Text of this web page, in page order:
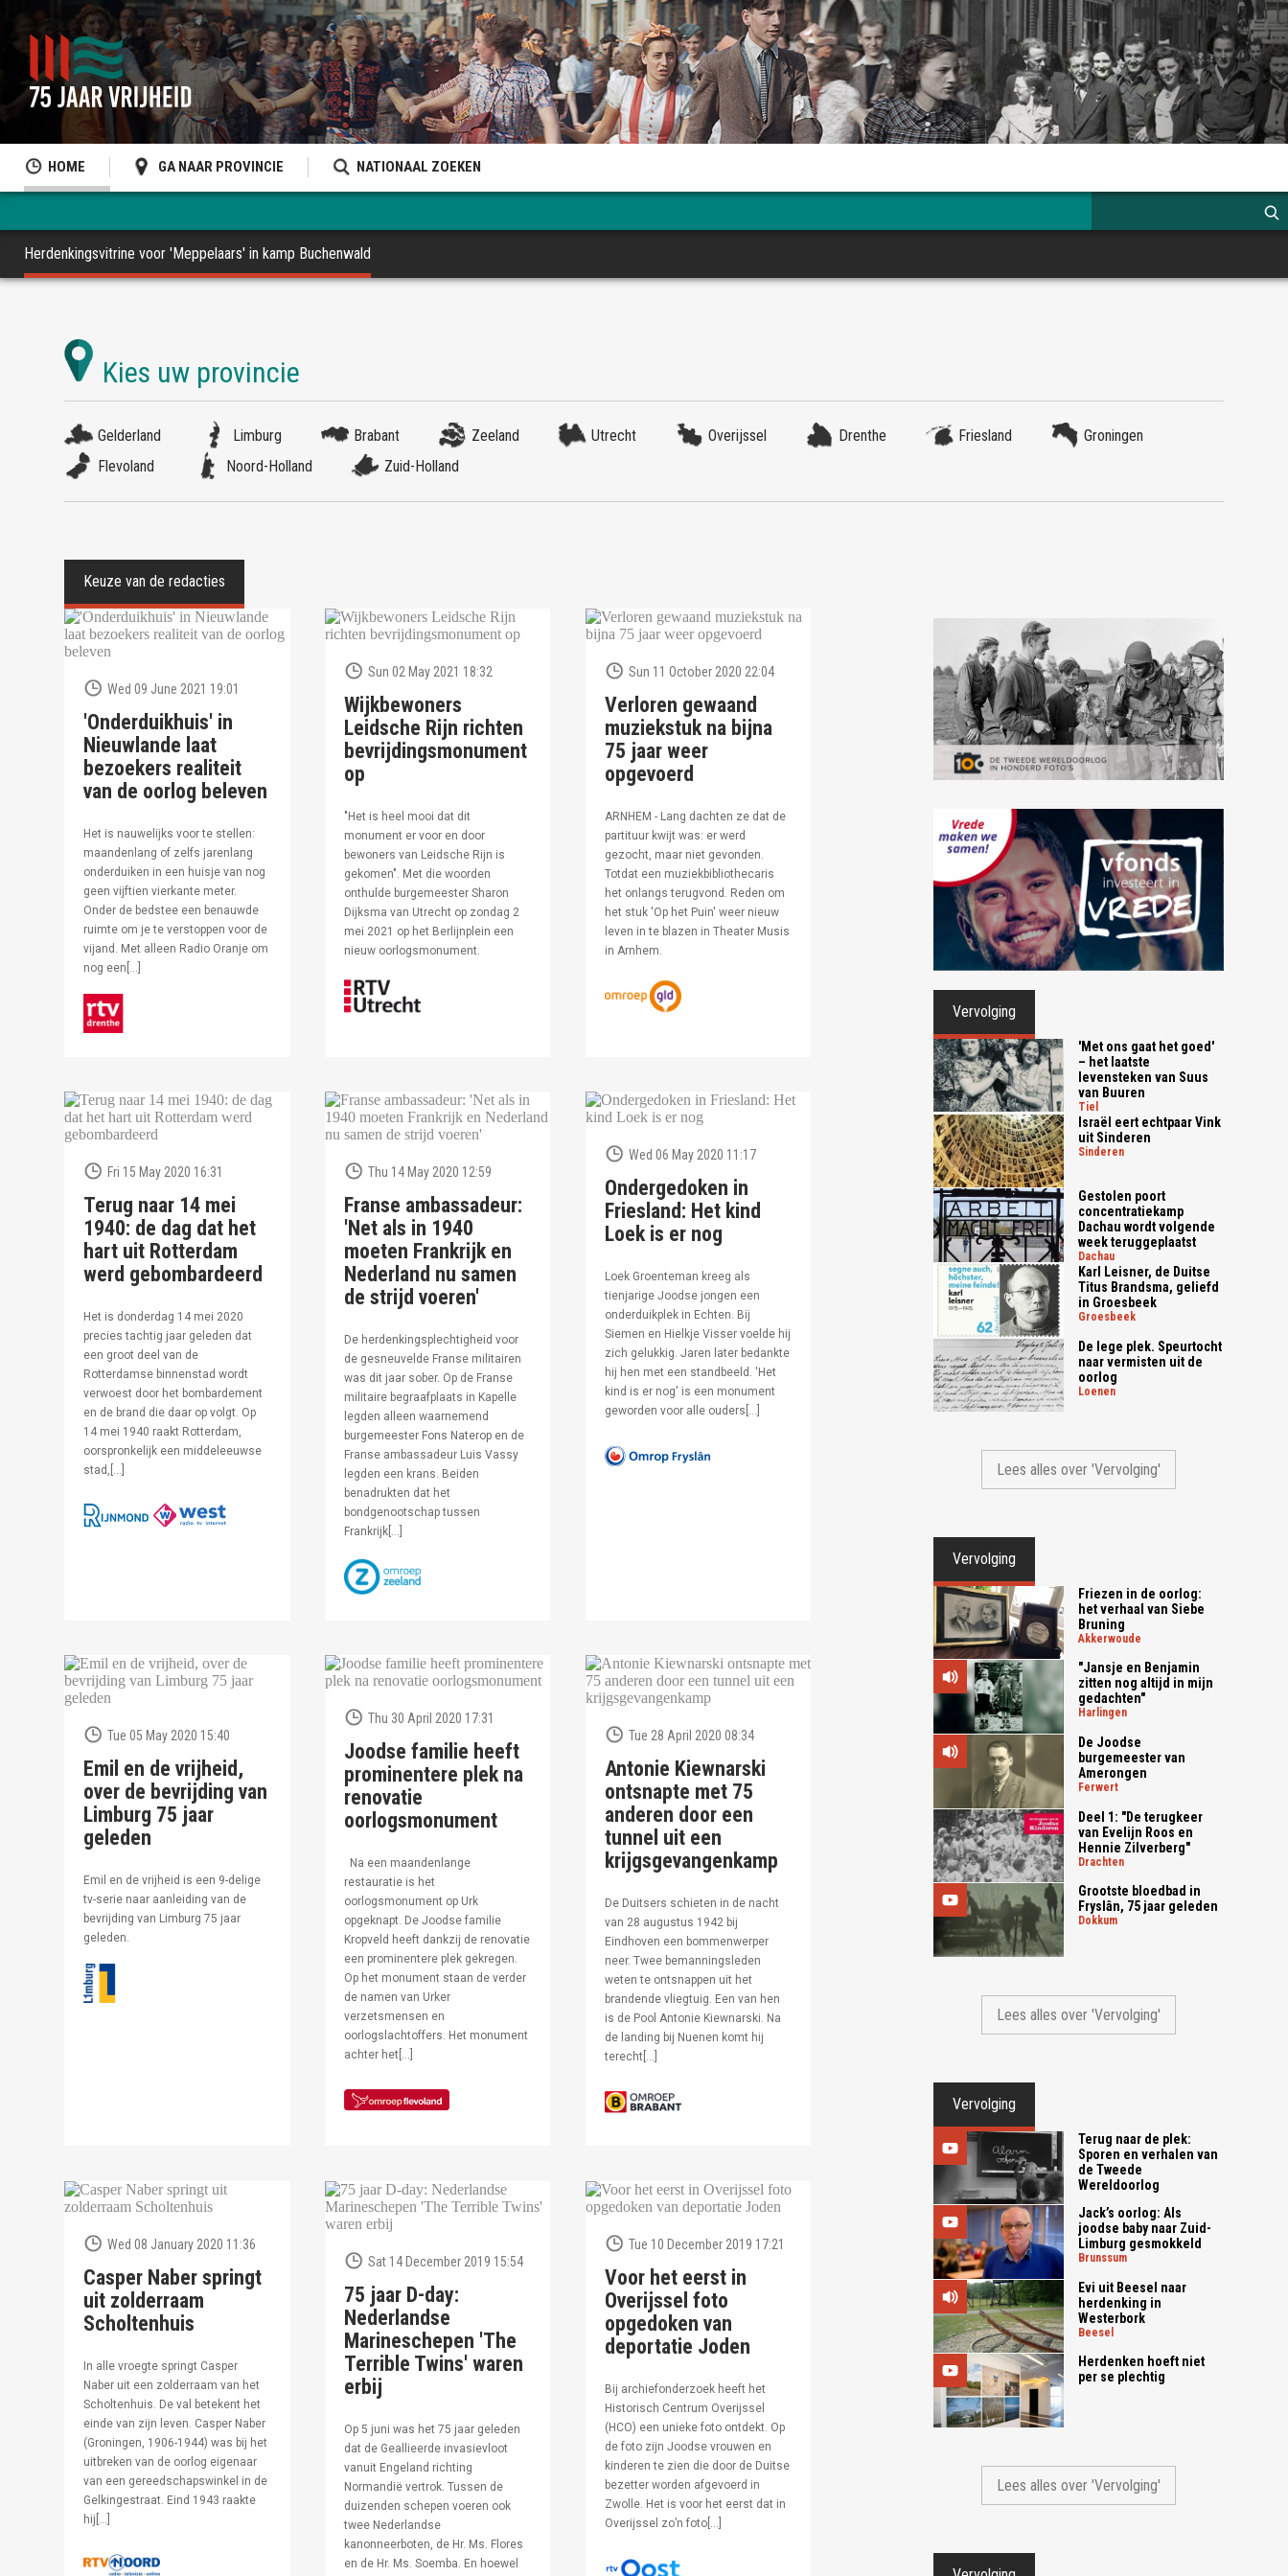
HOME GA NAAR PROVINCIE NATIONAAL ZOEKEN
Herdenkingsvitrine voor 'Meppelaars' in kamp Buchenwald
Gelderland Limburg Brabant Zeeland Utrecht Overijssel Drenthe Friesland
Groningen
Flevoland
Noord-Holland Zuid-Holland
Wed 09 June 2021 19:01
'Onderduikhuis' in
Nieuwlande laat
bezoekers realiteit
van de oorlog beleven
Het is nauwelijks voor te stellen:
maandenlang of zelfs jarenlang
onderduiken in een huisje van nog
geen vijftien vierkante meter.
Onder de bedstee een benauwde
ruimte om je te verstoppen voor de
vijand. Met alleen Radio Oranje om
nog een[…]
Sun 02 May 2021 18:32
Wijkbewoners
Leidsche Rijn richten
bevrijdingsmonument
op
"Het is heel mooi dat dit
monument er voor en door
bewoners van Leidsche Rijn is
gekomen". Met die woorden
onthulde burgemeester Sharon
Dijksma van Utrecht op zondag 2
mei 2021 op het Berlijnplein een
nieuw oorlogsmonument.
Sun 11 October 2020 22:04
Verloren gewaand
muziekstuk na bijna
75 jaar weer
opgevoerd
ARNHEM - Lang dachten ze dat de
partituur kwijt was: er werd
gezocht, maar niet gevonden.
Totdat een muziekbibliothecaris
het onlangs terugvond. Reden om
het stuk 'Op het Puin' weer nieuw
leven in te blazen in Theater Musis
in Arnhem.
Fri 15 May 2020 16:31
Terug naar 14 mei
1940: de dag dat het
hart uit Rotterdam
werd gebombardeerd
Het is donderdag 14 mei 2020
precies tachtig jaar geleden dat
een groot deel van de
Rotterdamse binnenstad wordt
verwoest door het bombardement
en de brand die daar op volgt. Op
14 mei 1940 raakt Rotterdam,
oorspronkelijk een middeleeuwse
stad,[…]
Thu 14 May 2020 12:59
Franse ambassadeur:
'Net als in 1940
moeten Frankrijk en
Nederland nu samen
de strijd voeren'
De herdenkingsplechtigheid voor
de gesneuvelde Franse militairen
was dit jaar sober. Op de Franse
militaire begraafplaats in Kapelle
legden alleen waarnemend
burgemeester Fons Naterop en de
Franse ambassadeur Luis Vassy
legden een krans. Beiden
benadrukten dat het
bondgenootschap tussen
Frankrijk[…]
Wed 06 May 2020 11:17
Ondergedoken in
Friesland: Het kind
Loek is er nog
Loek Groenteman kreeg als
tienjarige Joodse jongen een
onderduikplek in Echten. Bij
Siemen en Hielkje Visser voelde hij
zich gelukkig. Jaren later bedankte
hij hen met een standbeeld. 'Het
kind is er nog' is een monument
geworden voor alle ouders[…]
Tue 05 May 2020 15:40
Emil en de vrijheid,
over de bevrijding van
Limburg 75 jaar
geleden
Emil en de vrijheid is een 9-delige
tv-serie naar aanleiding van de
bevrijding van Limburg 75 jaar
geleden.
Thu 30 April 2020 17:31
Joodse familie heeft
prominentere plek na
renovatie
oorlogsmonument
Na een maandenlange
restauratie is het
oorlogsmonument op Urk
opgeknapt. De Joodse familie
Kropveld heeft dankzij de renovatie
een prominentere plek gekregen.
Op het monument staan de verder
de namen van Urker
verzetsmensen en
oorlogslachtoffers. Het monument
achter het[…]
Tue 28 April 2020 08:34
Antonie Kiewnarski
ontsnapte met 75
anderen door een
tunnel uit een
krijgsgevangenkamp
De Duitsers schieten in de nacht
van 28 augustus 1942 bij
Eindhoven een bommenwerper
neer. Twee bemanningsleden
weten te ontsnappen uit het
brandende vliegtuig. Een van hen
is de Pool Antonie Kiewnarski. Na
de landing bij Nuenen komt hij
terecht[…]
Wed 08 January 2020 11:36
Casper Naber springt
uit zolderraam
Scholtenhuis
In alle vroegte springt Casper
Naber uit een zolderraam van het
Scholtenhuis. De val betekent het
einde van zijn leven. Casper Naber
(Groningen, 1906-1944) was bij het
uitbreken van de oorlog eigenaar
van een gereedschapswinkel in de
Gelkingestraat. Eind 1943 raakte
hij[…]
Sat 14 December 2019 15:54
75 jaar D-day:
Nederlandse
Marineschepen 'The
Terrible Twins' waren
erbij
Op 5 juni was het 75 jaar geleden
dat de Geallieerde invasievloot
vanuit Engeland richting
Normandië vertrok. Tussen de
duizenden schepen voeren ook
twee Nederlandse
kanonneerboten, de Hr. Ms. Flores
en de Hr. Ms. Soemba. En hoewel
Tue 10 December 2019 17:21
Voor het eerst in
Overijssel foto
opgedoken van
deportatie Joden
Bij archiefonderzoek heeft het
Historisch Centrum Overijssel
(HCO) een unieke foto ontdekt. Op
de foto zijn Joodse vrouwen en
kinderen te zien die door de Duitse
bezetter worden afgevoerd in
Zwolle. Het is voor het eerst dat in
Overijssel zo’n foto[…]
Vervolging
'Met ons gaat het goed'
– het laatste
levensteken van Suus
van Buuren
tiel
Israël eert echtpaar Vink
uit Sinderen
sinderen
Gestolen poort
concentratiekamp
Dachau wordt volgende
week teruggeplaatst
dachau
Karl Leisner, de Duitse
Titus Brandsma, geliefd
in Groesbeek
groesbeek
De lege plek. Speurtocht
naar vermisten uit de
oorlog
loenen
Lees alles over 'Vervolging'
Vervolging
Friezen in de oorlog:
het verhaal van Siebe
Bruning
akkerwoude
"Jansje en Benjamin
zitten nog altijd in mijn
gedachten"
harlingen
De Joodse
burgemeester van
Amerongen
ferwert
Deel 1: "De terugkeer
van Evelijn Roos en
Hennie Zilverberg"
drachten
Grootste bloedbad in
Fryslân, 75 jaar geleden
dokkum
Lees alles over 'Vervolging'
Vervolging
Terug naar de plek:
Sporen en verhalen van
de Tweede
Wereldoorlog
Jack’s oorlog: Als
joodse baby naar Zuid-
Limburg gesmokkeld
brunssum
Evi uit Beesel naar
herdenking in
Westerbork
beesel
Herdenken hoeft niet
per se plechtig
Lees alles over 'Vervolging'